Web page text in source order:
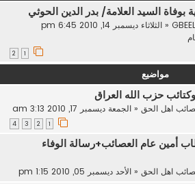
بوفاة السيد العلامة/ بدر الدين الحوثي
« الثلاثاء ديسمبر 14, 2010 6:45 pm
مواضيع
حزب الله العراق
اهل الحق« الجمعة ديسمبر 17, 2010 3:13 am
3
4
أمين عام العصائب+رسالة الوفاء
اهل الحق« الأحد ديسمبر 05, 2010 1:15 pm